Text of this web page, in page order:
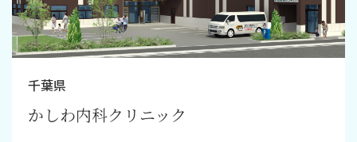
千葉県
かしわ内科クリニック